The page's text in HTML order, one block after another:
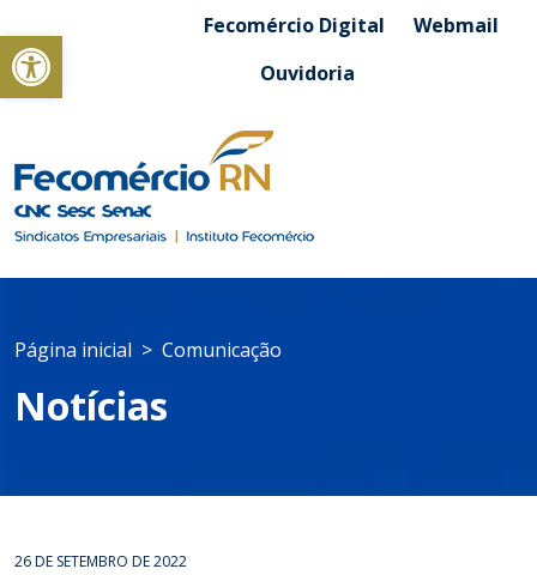
Abrir a barra de ferramentasFecomércio Digital
Webmail
Ouvidoria
Página inicial Comunicação
Notícias
26 DE SETEMBRO DE 2022